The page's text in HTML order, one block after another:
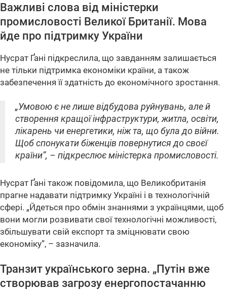
Важливі слова від міністерки
промисловості Великої Британії. Мова
йде про підтримку України
Нусрат Ґані підкреслила, що завданням залишається
не тільки підтримка економіки країни, а також
забезпечення її здатність до економічного зростання.
„Умовою є не лише відбудова руйнувань, але й
створення кращої інфраструктури, житла, освіти,
лікарень чи енергетики, ніж та, що була до війни.
Щоб спонукати біженців повернутися до своєї
країни”, – підкреслює міністерка промисловості.
Нусрат Ґані також повідомила, що Великобританія
прагне надавати підтримку Україні і в технологічній
сфері. „Йдеться про обмін знаннями з українцями, щоб
вони могли розвивати свої технологічні можливості,
збільшувати свій експорт та зміцнювати свою
економіку”, – зазначила.
Транзит українського зерна. „Путін вже
створював загрозу енергопостачанню